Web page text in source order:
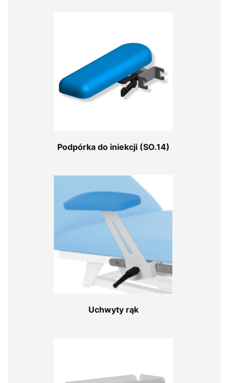
Podpórka do iniekcji (SO.14)
Uchwyty rąk